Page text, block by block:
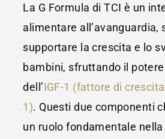
La G Formula di TCI è un
alimentare all’avanguardia,
supportare la crescita e lo
bambini, sfruttando il
dell’IGF-1 (fattore di
1). Questi due componenti
un ruolo fondamentale